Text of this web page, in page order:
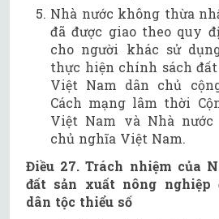
Nhà nước không thừa
đã được giao theo quy
cho người khác sử
thực hiện chính sách
Việt Nam dân chủ
Cách mạng lâm thời
Việt Nam và Nhà
chủ nghĩa Việt Nam.
Điều 27. Trách nhiệm của
đất sản xuất nông nghiệp
dân tộc thiểu số